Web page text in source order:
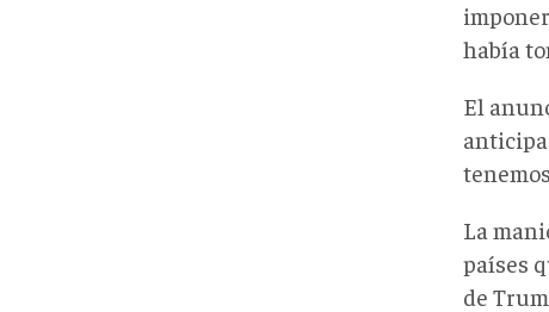
había
El
La
países
de